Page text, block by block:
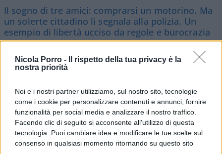
Nicola Porro -
Il rispetto della tua privacy è la
nostra priorità
Noi e i nostri partner utilizziamo, sul nostro sito, tecnologie
come i cookie per personalizzare contenuti e annunci, fornire
funzionalità per social media e analizzare il nostro traffico.
Facendo clic di seguito si acconsente all'utilizzo di questa
tecnologia. Puoi cambiare idea e modificare le tue scelte sul
consenso in qualsiasi momento ritornando su questo sito
Il sogno di tre amici: comprarsi un motorino. Ma
un solerte cittadino li segnala alla polizia. Un
esempio di libertà ucciso da regole e burocrazia
7 Agosto 2026, 9:30
3.8k